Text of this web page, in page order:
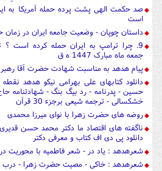
صد حکمت الهی پشت پرده حمله آمریکا به
است
داستان چوپان - وضعیت جامعه ایران در زمان
جمعه ماه مبارک 1447 ه ق
پیام هدهد به مناسبت شهادت حضرت آقا رهبر
دانلود کتابهای علی بهرامی نیکو هدهد
حسین - پدرنامه - رد بیگ بنگ - شهادتنامه
خشکسالی - ترجمه شیعی برجزء 30 قرآن
روضه های حضرت زهرا با نوای میرزا محمدی
ناگفته های اقتصاد ما دکتر محمد حسن
دانلود پی دی اف کتاب و معرفی دکتر
شعرهدهد : یاد در - شعر فاطمیه با محوریت
شعرهدهد : خاکی - مصیت حضرت زهرا - درب